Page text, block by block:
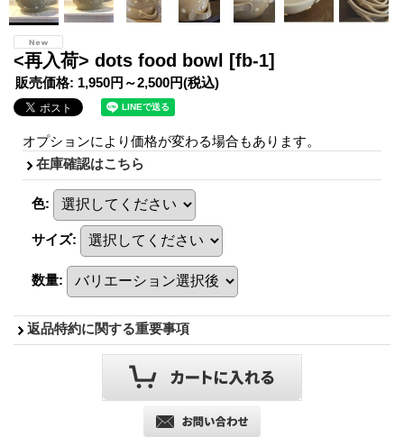
<再入荷> dots food bowl [fb-1]
販売価格: 1,950円～2,500円(税込)
オプションにより価格が変わる場合もあります。
在庫確認はこちら
色:
サイズ:
数量:
返品特約に関する重要事項